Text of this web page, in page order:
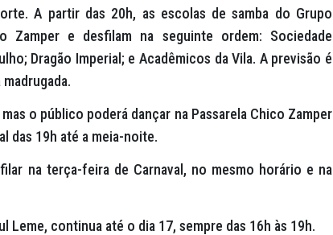
A partir das 20h, as escolas de samba do Grupo
Zamper e desfilam na seguinte ordem: Sociedade
Dragão Imperial; e Acadêmicos da Vila. A previsão é
o público poderá dançar na Passarela Chico Zamper
das 19h até a meia-noite.
na terça-feira de Carnaval, no mesmo horário e na
Leme, continua até o dia 17, sempre das 16h às 19h.